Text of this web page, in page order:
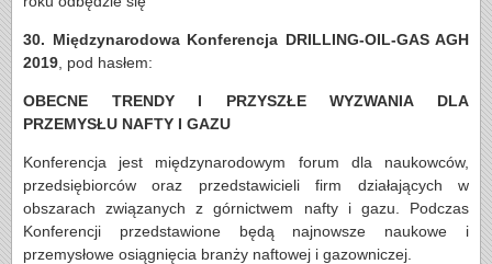
30. Międzynarodowa Konferencja DRILLING-OIL-GAS AGH
2019 , pod hasłem:
OBECNE TRENDY I PRZYSZŁE WYZWANIA DLA
PRZEMYSŁU NAFTY I GAZU
Konferencja jest międzynarodowym forum dla naukowców,
przedsiębiorców oraz przedstawicieli firm działających w
obszarach związanych z górnictwem nafty i gazu. Podczas
Konferencji przedstawione będą najnowsze naukowe i
przemysłowe osiągnięcia branży naftowej i gazowniczej.